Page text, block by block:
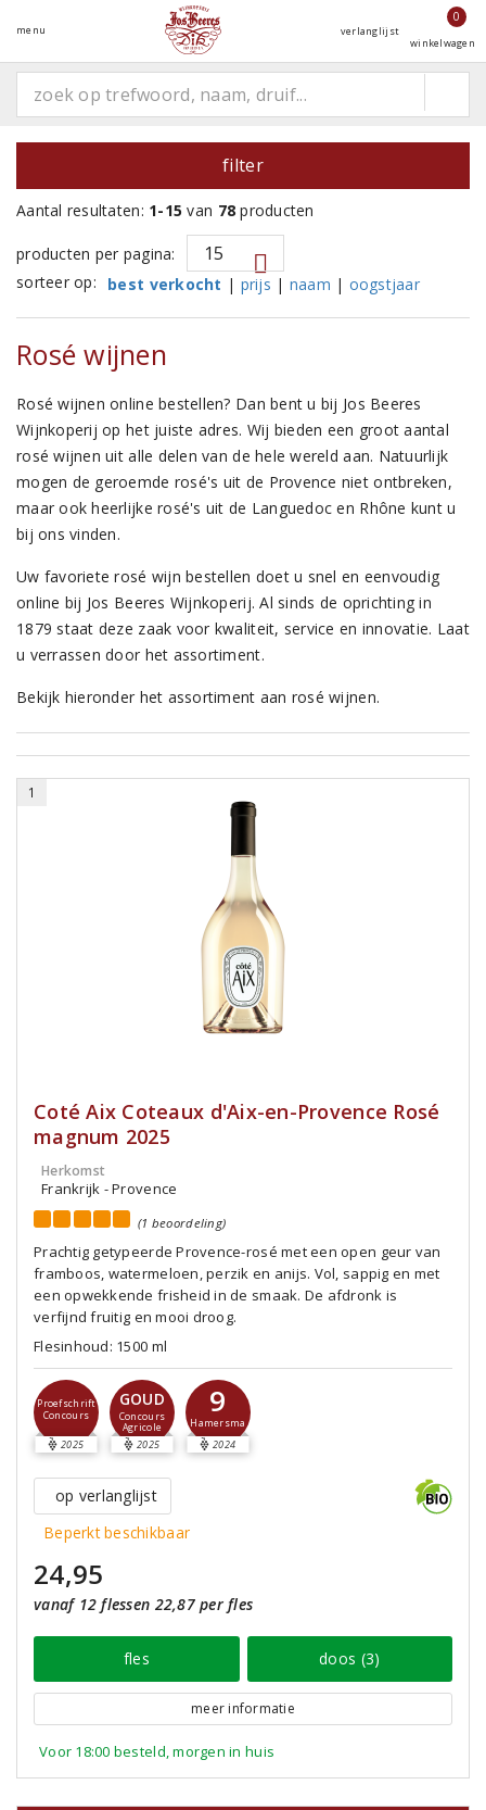
menu verlanglijst
0
winkelwagen
filter
Aantal resultaten: 1-15 van 78 producten
producten per pagina:
sorteer op:
best verkocht | prijs | naam | oogstjaar
Rosé wijnen
Rosé wijnen online bestellen? Dan bent u bij Jos Beeres
Wijnkoperij op het juiste adres. Wij bieden een groot aantal
rosé wijnen uit alle delen van de hele wereld aan. Natuurlijk
mogen de geroemde rosé's uit de Provence niet ontbreken,
maar ook heerlijke rosé's uit de Languedoc en Rhône kunt u
bij ons vinden.
Uw favoriete rosé wijn bestellen doet u snel en eenvoudig
online bij Jos Beeres Wijnkoperij. Al sinds de oprichting in
1879 staat deze zaak voor kwaliteit, service en innovatie. Laat
u verrassen door het assortiment.
Bekijk hieronder het assortiment aan rosé wijnen.
1
Coté Aix Coteaux d'Aix-en-Provence Rosé
magnum 2025
Herkomst
Frankrijk - Provence
(1 beoordeling)
Prachtig getypeerde Provence-rosé met een open geur van
framboos, watermeloen, perzik en anijs. Vol, sappig en met
een opwekkende frisheid in de smaak. De afdronk is
verfijnd fruitig en mooi droog.
Flesinhoud: 1500 ml
Proefschrift
Concours
2025
GOUD
Concours
Agricole
2025
9
Hamersma
2024
op verlanglijst
Beperkt beschikbaar
24,95
vanaf 12 flessen 22,87 per fles
fles doos (3)
meer informatie
Voor 18:00 besteld, morgen in huis